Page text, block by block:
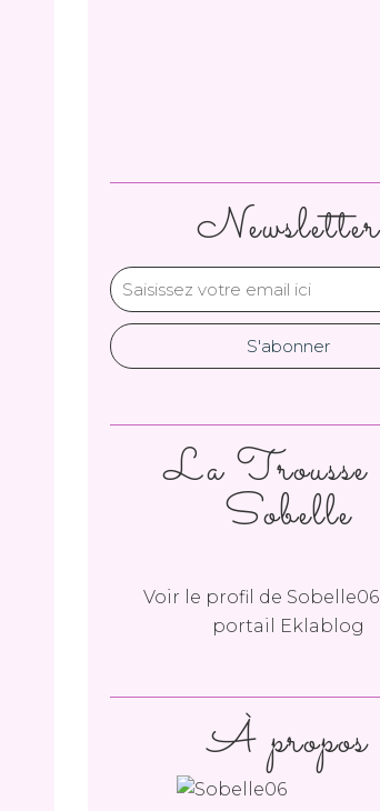
Newsletter
La Trousse
Sobelle
Voir le profil de Sobelle06
portail Eklablog
À propos